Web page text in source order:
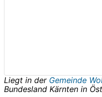
Liegt in der Gemeinde
Bundesland Kärnten in